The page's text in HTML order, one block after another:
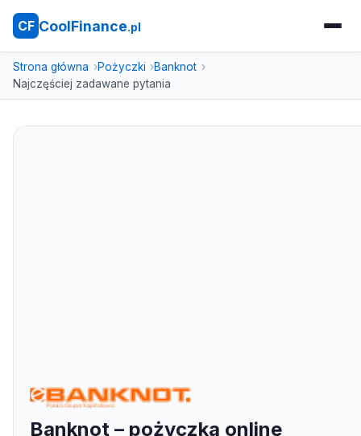
CF CoolFinance.pl
Strona główna Pożyczki
Banknot
Najczęściej zadawane pytania
Banknot – pożyczka online